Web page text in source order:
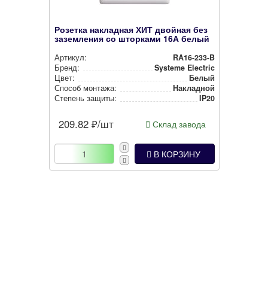
Розетка накладная ХИТ двойная без
заземления со шторками 16А белый
Артикул:
RA16-233-B
Бренд:
Systeme Electric
Цвет:
Белый
Способ монтажа:
Накладной
Степень защиты:
IP20
209.82 ₽/шт Склад завода
В КОРЗИНУ